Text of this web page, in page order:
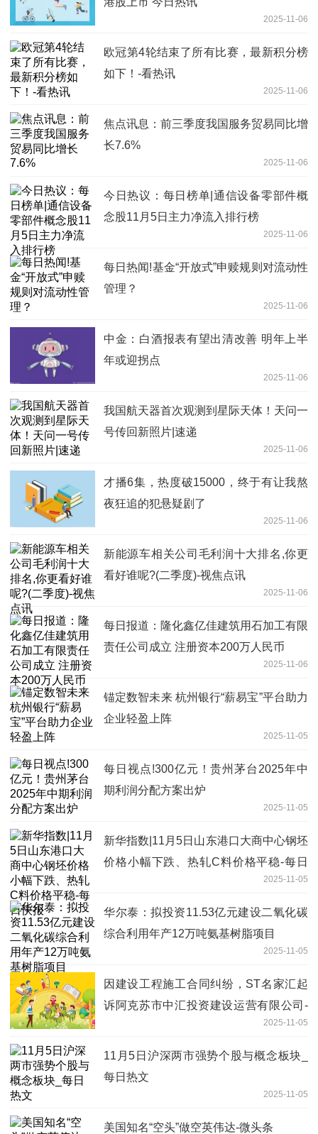
2025-11-06
欧冠第4轮结束了所有比赛，最新积分榜
如下！-看热讯
2025-11-06
焦点讯息：前三季度我国服务贸易同比增
长7.6%
2025-11-06
今日热议：每日榜单|通信设备零部件概
念股11月5日主力净流入排行榜
2025-11-06
每日热闻!基金“开放式”申赎规则对流动性
管理？
2025-11-06
中金：白酒报表有望出清改善 明年上半
年或迎拐点
2025-11-06
我国航天器首次观测到星际天体！天问一
号传回新照片|速递
2025-11-06
才播6集，热度破15000，终于有让我熬
夜狂追的犯悬疑剧了
2025-11-06
新能源车相关公司毛利润十大排名,你更
看好谁呢?(二季度)-视焦点讯
2025-11-06
每日报道：隆化鑫亿佳建筑用石加工有限
责任公司成立 注册资本200万人民币
2025-11-06
锚定数智未来 杭州银行“薪易宝”平台助力
企业轻盈上阵
2025-11-05
每日视点!300亿元！贵州茅台2025年中
期利润分配方案出炉
2025-11-05
新华指数|11月5日山东港口大商中心钢坯
价格小幅下跌、热轧C料价格平稳-每日
2025-11-05
华尔泰：拟投资11.53亿元建设二氧化碳
综合利用年产12万吨氨基树脂项目
2025-11-05
因建设工程施工合同纠纷，ST名家汇起
诉阿克苏市中汇投资建设运营有限公司-
2025-11-05
11月5日沪深两市强势个股与概念板块_
每日热文
2025-11-05
美国知名“空头”做空英伟达-微头条